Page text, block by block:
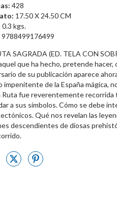
428
17.50 X 24.50 CM
0.3 kgs.
9788499176499
SAGRADA (ED. TELA CON
que ha hecho, pretende
de su publicación aparece
impenitente de la España mágica,
Ruta fue reverentemente
a sus símbolos. Cómo se debe
Qué nos revelan las
descendientes de diosas